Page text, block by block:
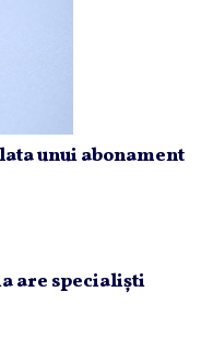
unui abonament
are specialişti